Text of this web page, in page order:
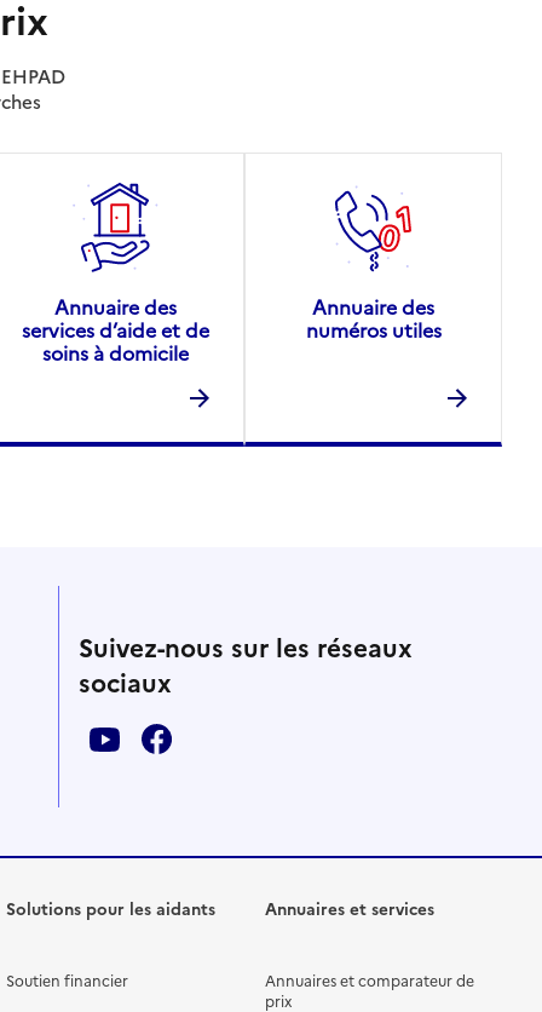
Annuaire des
services d’aide et de
soins à domicile
Annuaire des
numéros utiles
Suivez-nous sur les réseaux
sociaux
Solutions pour les aidants
Soutien financier
Annuaires et services
Annuaires et comparateur de
prix